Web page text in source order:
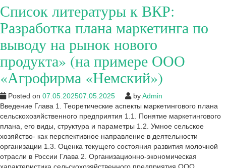
Список литературы к ВКР:
Разработка плана маркетинга по
выводу на рынок нового
продукта» (на примере ООО
«Агрофирма «Немский»)
Posted on 07.05.202507.05.2025 byAdmin
Введение Глава 1. Теоретические аспекты маркетингового плана
сельскохозяйственного предприятия 1.1. Понятие маркетингового
плана, его виды, структура и параметры 1.2. Умное сельское
хозяйство- как перспективное направление в деятельности
организации 1.3. Оценка текущего состояния развития молочной
отрасли в России Глава 2. Организационно-экономическая